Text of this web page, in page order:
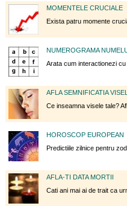
MOMENTELE CRUCIALE
Exista patru momente
NUMEROGRAMA
Arata cum interactionezi cu
AFLA SEMNIFICATIA
Ce inseamna visele tale?
HOROSCOP EUROPEAN
Predictiile zilnice pentru
AFLA-TI DATA MORTII
Cati ani mai ai de trait ca